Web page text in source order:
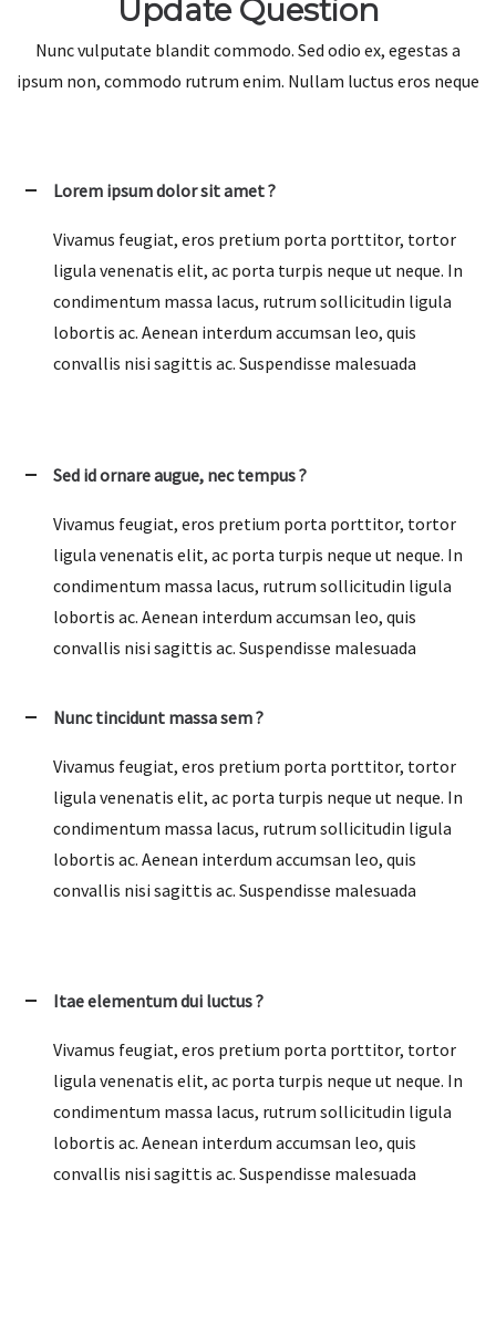
Update Question
Nunc vulputate blandit commodo. Sed odio ex, egestas a
ipsum non, commodo rutrum enim. Nullam luctus eros neque
Lorem ipsum dolor sit amet ?
Vivamus feugiat, eros pretium porta porttitor, tortor
ligula venenatis elit, ac porta turpis neque ut neque. In
condimentum massa lacus, rutrum sollicitudin ligula
lobortis ac. Aenean interdum accumsan leo, quis
convallis nisi sagittis ac. Suspendisse malesuada
Sed id ornare augue, nec tempus ?
Vivamus feugiat, eros pretium porta porttitor, tortor
ligula venenatis elit, ac porta turpis neque ut neque. In
condimentum massa lacus, rutrum sollicitudin ligula
lobortis ac. Aenean interdum accumsan leo, quis
convallis nisi sagittis ac. Suspendisse malesuada
Nunc tincidunt massa sem ?
Vivamus feugiat, eros pretium porta porttitor, tortor
ligula venenatis elit, ac porta turpis neque ut neque. In
condimentum massa lacus, rutrum sollicitudin ligula
lobortis ac. Aenean interdum accumsan leo, quis
convallis nisi sagittis ac. Suspendisse malesuada
Itae elementum dui luctus ?
Vivamus feugiat, eros pretium porta porttitor, tortor
ligula venenatis elit, ac porta turpis neque ut neque. In
condimentum massa lacus, rutrum sollicitudin ligula
lobortis ac. Aenean interdum accumsan leo, quis
convallis nisi sagittis ac. Suspendisse malesuada